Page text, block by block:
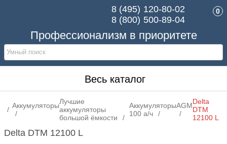
Профессионализм в приоритете
8 (495) 120-80-02
8 (800) 500-89-04
0
Весь каталог
АккумуляторыЛучшие
аккумуляторы
большой ёмкости
Аккумуляторы
100 а/ч
AGMDelta
DTM
12100 L
Delta DTM 12100 L